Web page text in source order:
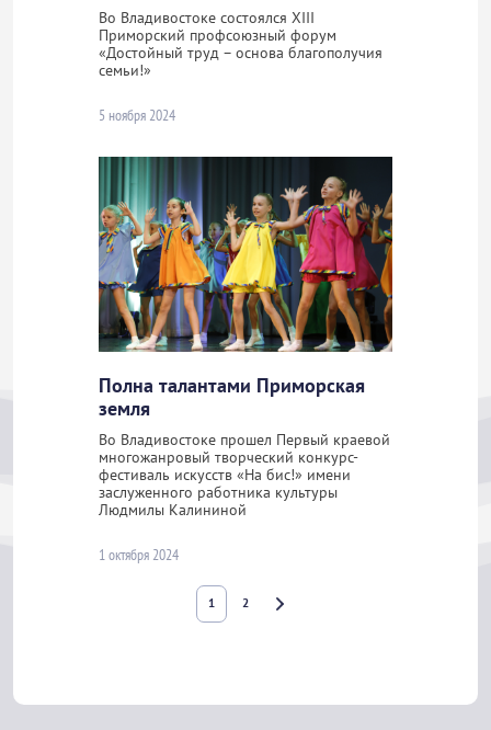
Во Владивостоке состоялся ХIII
Приморский профсоюзный форум
«Достойный труд – основа благополучия
семьи!»
5 ноября 2024
Полна талантами Приморская
земля
Во Владивостоке прошел Первый краевой
многожанровый творческий конкурс-
фестиваль искусств «На бис!» имени
заслуженного работника культуры
Людмилы Калининой
1 октября 2024